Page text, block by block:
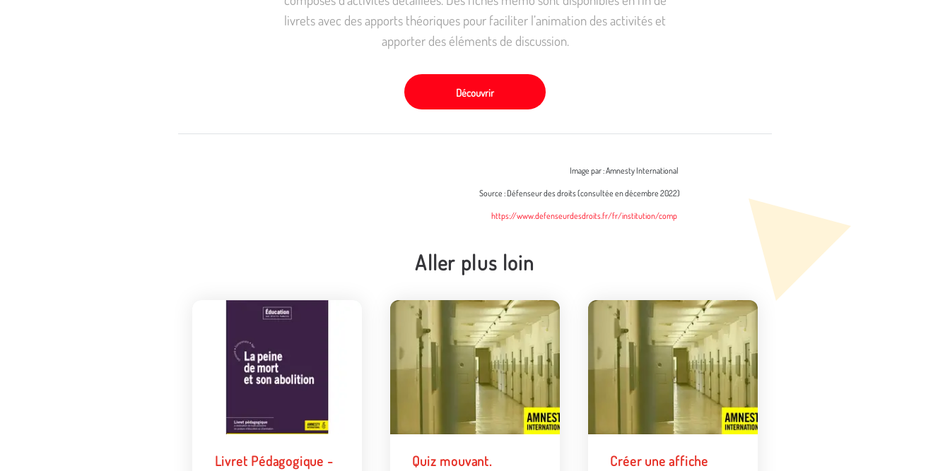
livrets avec des apports théoriques pour faciliter l’animation des activités et
apporter des éléments de discussion.
Découvrir
Image par : Amnesty International
Source : Défenseur des droits (consultée en décembre 2022)
https://www.defenseurdesdroits.fr/fr/institution/comp
Aller plus loin
Livret Pédagogique -
Quiz mouvant.
Créer une affiche